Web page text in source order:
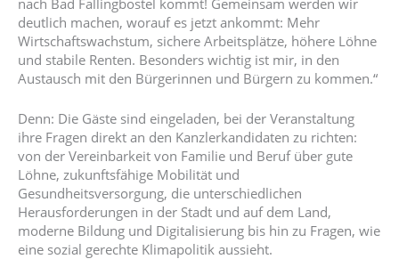
nach Bad Fallingbostel kommt! Gemeinsam werden wir
deutlich machen, worauf es jetzt ankommt: Mehr
Wirtschaftswachstum, sichere Arbeitsplätze, höhere Löhne
und stabile Renten. Besonders wichtig ist mir, in den
Austausch mit den Bürgerinnen und Bürgern zu kommen.“
Denn: Die Gäste sind eingeladen, bei der Veranstaltung
ihre Fragen direkt an den Kanzlerkandidaten zu richten:
von der Vereinbarkeit von Familie und Beruf über gute
Löhne, zukunftsfähige Mobilität und
Gesundheitsversorgung, die unterschiedlichen
Herausforderungen in der Stadt und auf dem Land,
moderne Bildung und Digitalisierung bis hin zu Fragen, wie
eine sozial gerechte Klimapolitik aussieht.